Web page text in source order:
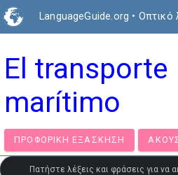
LanguageGuide.org • Οπτικό
El transporte
marítimo
ΠΡΟΦΟΡΙΚΉ ΕΞΆΣΚΗΣΗ
Πατήστε λέξεις και φράσεις για να